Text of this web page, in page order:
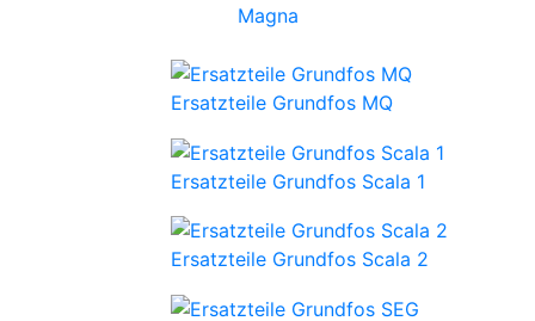
Magna
Ersatzteile Grundfos MQ
Ersatzteile Grundfos Scala 1
Ersatzteile Grundfos Scala 2